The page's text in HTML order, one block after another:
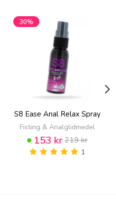
30%
S8 Ease Anal Relax Spray
Fisting & Analglidmedel
153 kr219 kr
1